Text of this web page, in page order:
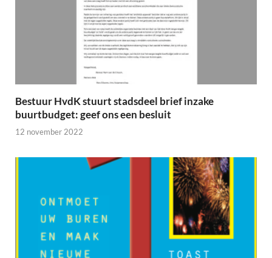
Bestuur HvdK stuurt stadsdeel brief inzake
buurtbudget: geef ons een besluit
12 november 2022